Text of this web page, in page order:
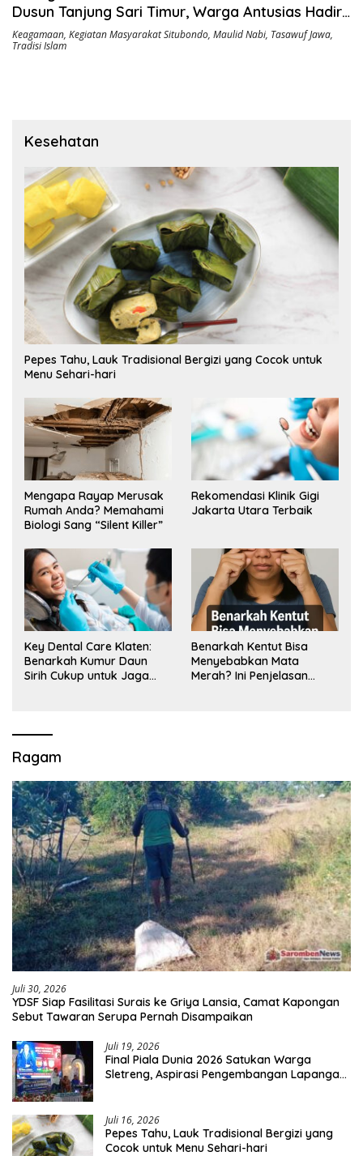
Dusun Tanjung Sari Timur, Warga Antusias Hadiri
Ceramah Ki Ramuk Segoro
Keagamaan, Kegiatan Masyarakat Situbondo, Maulid Nabi, Tasawuf Jawa,
Tradisi Islam
Kesehatan
Pepes Tahu, Lauk Tradisional Bergizi yang Cocok untuk
Menu Sehari-hari
Mengapa Rayap Merusak
Rumah Anda? Memahami
Biologi Sang “Silent Killer”
Rekomendasi Klinik Gigi
Jakarta Utara Terbaik
Key Dental Care Klaten:
Benarkah Kumur Daun
Sirih Cukup untuk Jaga
Benarkah Kentut Bisa
Menyebabkan Mata
Merah? Ini Penjelasan
Ragam
Juli 30, 2026
YDSF Siap Fasilitasi Surais ke Griya Lansia, Camat Kapongan
Sebut Tawaran Serupa Pernah Disampaikan
Juli 19, 2026
Final Piala Dunia 2026 Satukan Warga
Sletreng, Aspirasi Pengembangan Lapangan
Juli 16, 2026
Pepes Tahu, Lauk Tradisional Bergizi yang
Cocok untuk Menu Sehari-hari